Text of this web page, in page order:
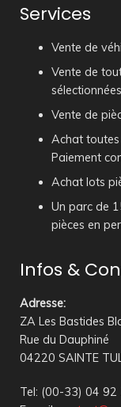
Services
Vente de
Vente de
sélectionnées
Vente de
Achat toutes
Paiement
Achat lots
Un parc de
pièces en
Infos &
Adresse:
ZA Les Bastides
Rue du Dauphiné
04220 SAINTE
Tel: (00-33) 04 92